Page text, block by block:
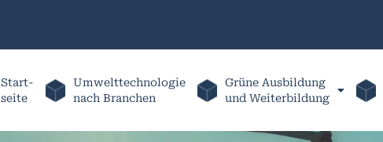
Start-
seite
Umwelttechnologie
nach Branchen
Grüne Ausbildung
und Weiterbildung